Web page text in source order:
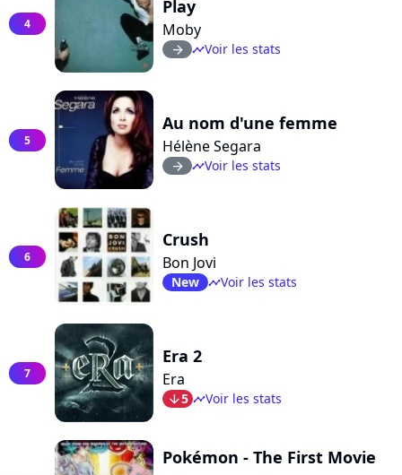
4
Play
Moby
arrow_right timelineVoir les stats
5
Au nom d'une femme
Hélène Segara
arrow_right timelineVoir les stats
6
Crush
Bon Jovi
New timelineVoir les stats
7
Era 2
Era
arrow_bot5 timelineVoir les stats
Pokémon - The First Movie